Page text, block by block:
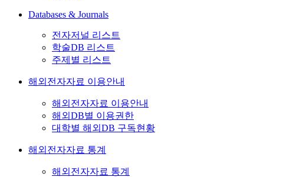
Databases & Journals
전자저널 리스트
학술DB 리스트
주제별 리스트
해외전자자료 이용안내
해외전자자료 이용안내
해외DB별 이용권한
대학별 해외DB 구독현황
해외전자자료 통계
해외전자자료 통계